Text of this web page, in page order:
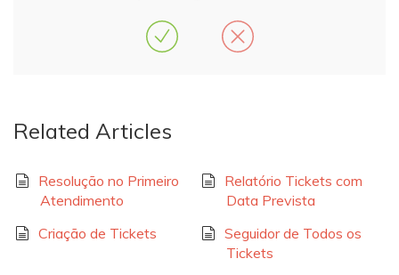
Related Articles
Resolução no Primeiro
Atendimento
Relatório Tickets com
Data Prevista
Criação de Tickets
Seguidor de Todos os
Tickets